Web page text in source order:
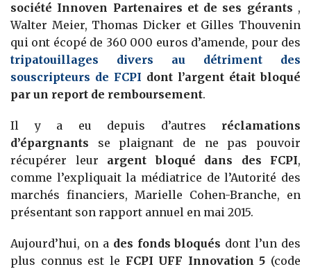
société Innoven Partenaires et de ses gérants ,
Walter Meier, Thomas Dicker et Gilles Thouvenin
qui ont écopé de 360 000 euros d’amende, pour des
tripatouillages divers au détriment des
souscripteurs de FCPI dont l’argent était bloqué
par un report de remboursement.
Il y a eu depuis d’autres réclamations
d’épargnants se plaignant de ne pas pouvoir
récupérer leur argent bloqué dans des FCPI,
comme l’expliquait la médiatrice de l’Autorité des
marchés financiers, Marielle Cohen-Branche, en
présentant son rapport annuel en mai 2015.
Aujourd’hui, on a des fonds bloqués dont l’un des
plus connus est le FCPI UFF Innovation 5 (code